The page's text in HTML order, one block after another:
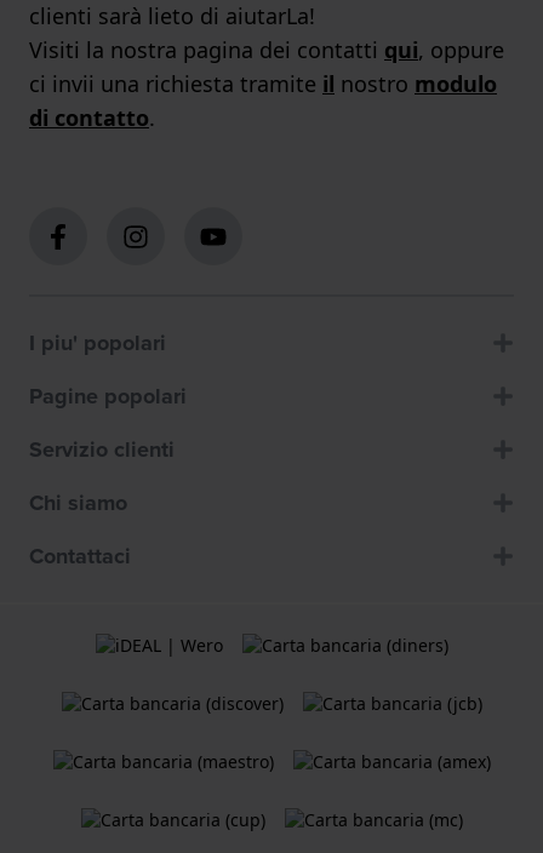
clienti sarà lieto di aiutarLa!
Visiti la nostra pagina dei contatti qui, oppure
ci invii una richiesta tramite il nostro modulo
di contatto.
I piu' popolari
Pagine popolari
Servizio clienti
Chi siamo
Contattaci